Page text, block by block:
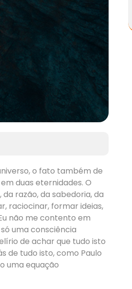
o fato também de
duas eternidades. O
razão, da sabedoria, da
raciocinar, formar ideias,
não me contento em
uma consciência
de achar que tudo isto
de tudo isto, como Paulo
uma equação